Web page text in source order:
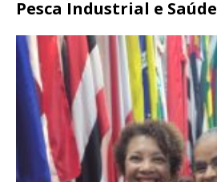
Pesca Industrial e Saúde